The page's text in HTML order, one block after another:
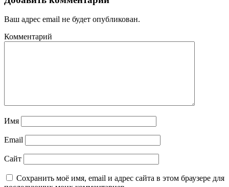
Ваш адрес email не будет опубликован.
Комментарий
Имя
Email
Сайт
Сохранить моё имя, email и адрес сайта в этом браузере для